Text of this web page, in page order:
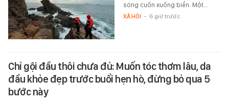
sóng cuốn xuống biển. Một…
XÃ HỘI - 6 giờ trước
Chỉ gội đầu thôi chưa đủ: Muốn tóc thơm lâu, da
đầu khỏe đẹp trước buổi hẹn hò, đừng bỏ qua 5
bước này